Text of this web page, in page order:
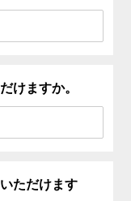
けますか。
ただけます